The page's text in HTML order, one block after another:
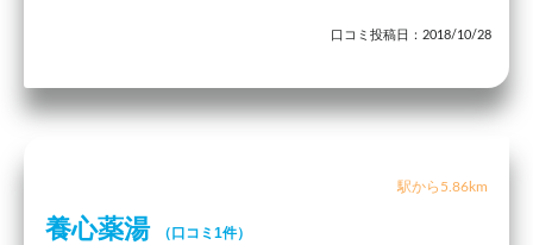
口コミ投稿日：2018/10/28
駅から5.86km
養心薬湯 （口コミ1件）